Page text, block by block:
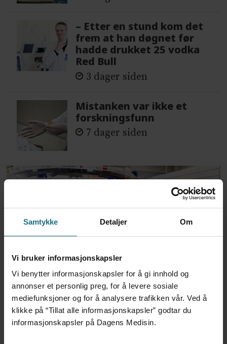
Samtykke Detaljer Om
Vi bruker informasjonskapsler
Vi benytter informasjonskapsler for å gi innhold og
annonser et personlig preg, for å levere sosiale
mediefunksjoner og for å analysere trafikken vår. Ved å
klikke på “Tillat alle informasjonskapsler” godtar du
informasjonskapsler på Dagens Medisin.
– Etter en stund kom det
frem at han døgnet før
hadde drukket 25 vodka
Red Bull
3 dager siden
Mistanken var ikke et
forskningsfunn
7 dager siden
Apoteker over hele landet
har problemer